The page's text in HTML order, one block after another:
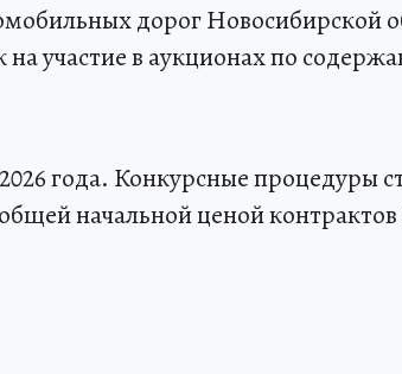
дорог Новосибирской
участие в аукционах по
года. Конкурсные процедуры
начальной ценой контрактов